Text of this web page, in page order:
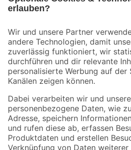
Der toom Newsletter: Keine Angebote und
Zur Newsletter Anmeldung
Folge uns
Zahlungsarten